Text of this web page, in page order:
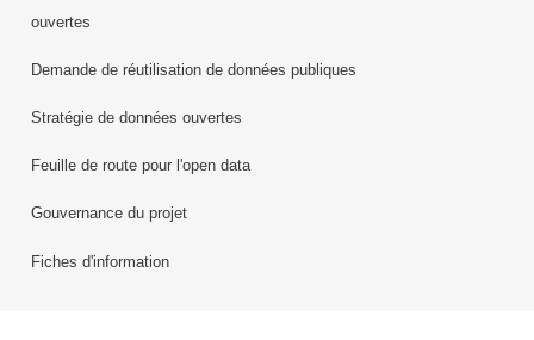
ouvertes
Demande de réutilisation de données publiques
Stratégie de données ouvertes
Feuille de route pour l'open data
Gouvernance du projet
Fiches d'information